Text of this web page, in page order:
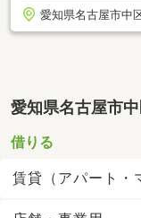
愛知県名古屋市中
愛知県名古屋市
借りる
賃貸（アパート・